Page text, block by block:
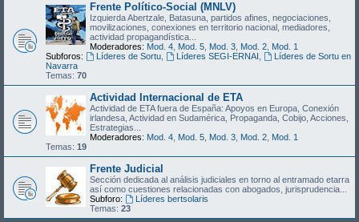
Frente Político-Social (MNLV)
Izquierda Abertzale, Batasuna, partidos afines, negociaciones,
movilizaciones, conexiones en territorio nacional, mediadores,
actividad propagandística...
Moderadores: Mod. 4 Mod. 5 Mod. 3 Mod. 2 Mod. 1
Subforos:
Líderes de Sortu, Líderes SEGI-ERNAI
Líderes de Sortu en
Navarra
Temas: 70
Actividad Internacional de ETA
Actividad de ETA fuera de España: Apoyos en Europa, Conexión
irlandesa, Actividad en Sudamérica, Propaganda, Cobijo, Acciones,
Estrategias...
Moderadores: Mod. 4 Mod. 5 Mod. 3 Mod. 2 Mod. 1
Temas: 19
Frente Judicial
Sección dedicada al análisis judiciales en torno al entramado etarra
así como cuestiones relacionadas con abogados, jurisprudencia...
Subforo:
Líderes bertsolaris
Temas: 23